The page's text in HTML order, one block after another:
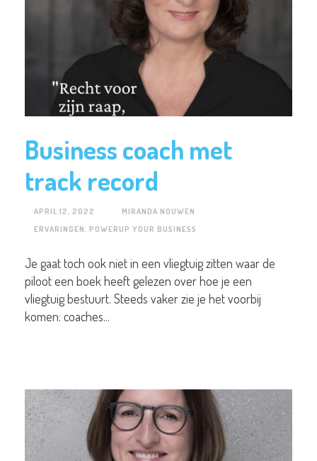
Business coach met
track record
APRIL 12, 2022
MIRANDA NOUWEN
ERVARINGEN, POWERUP YOUR BUSINESS
Je gaat toch ook niet in een vliegtuig zitten waar de
piloot een boek heeft gelezen over hoe je een
vliegtuig bestuurt. Steeds vaker zie je het voorbij
komen: coaches...